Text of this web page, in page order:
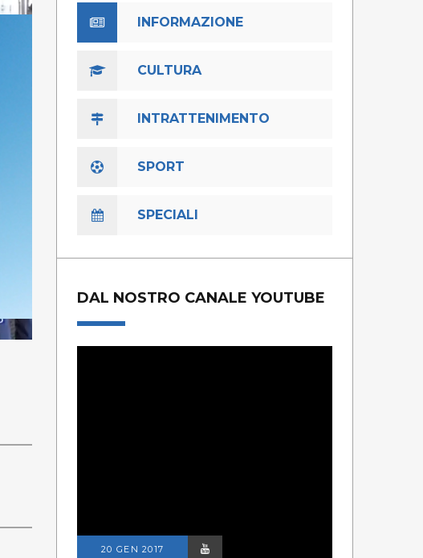
INFORMAZIONE
CULTURA
INTRATTENIMENTO
SPORT
SPECIALI
DAL NOSTRO CANALE YOUTUBE
20 GEN 2017